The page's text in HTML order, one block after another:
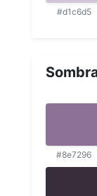
#d1c6d5
#8e7296